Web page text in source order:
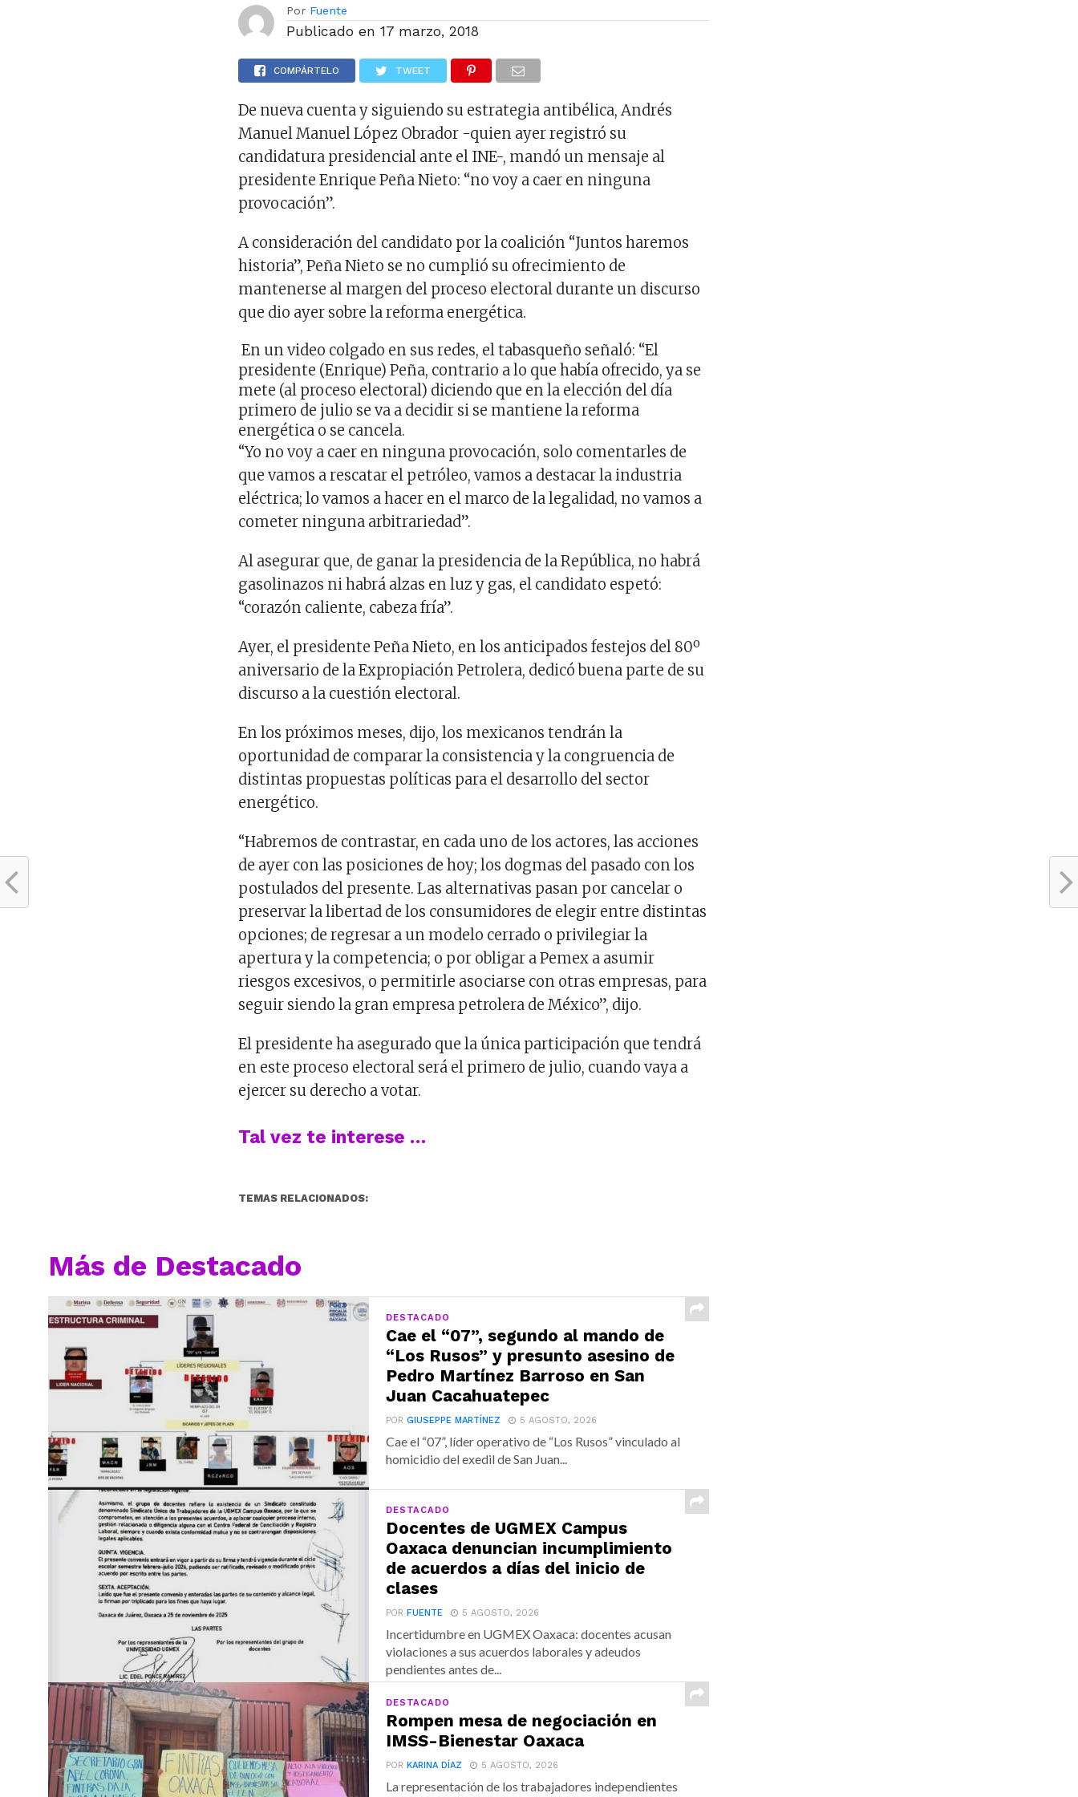
Por Fuente
Publicado en 17 marzo, 2018
COMPÁRTELO TWEET
De nueva cuenta y siguiendo su estrategia antibélica, Andrés
Manuel Manuel López Obrador -quien ayer registró su
candidatura presidencial ante el INE-, mandó un mensaje al
presidente Enrique Peña Nieto: “no voy a caer en ninguna
provocación”.
A consideración del candidato por la coalición “Juntos haremos
historia”, Peña Nieto se no cumplió su ofrecimiento de
mantenerse al margen del proceso electoral durante un discurso
que dio ayer sobre la reforma energética.
En un video colgado en sus redes, el tabasqueño señaló: “El
presidente (Enrique) Peña, contrario a lo que había ofrecido, ya se
mete (al proceso electoral) diciendo que en la elección del día
primero de julio se va a decidir si se mantiene la reforma
energética o se cancela.
“Yo no voy a caer en ninguna provocación, solo comentarles de
que vamos a rescatar el petróleo, vamos a destacar la industria
eléctrica; lo vamos a hacer en el marco de la legalidad, no vamos a
cometer ninguna arbitrariedad”.
Al asegurar que, de ganar la presidencia de la República, no habrá
gasolinazos ni habrá alzas en luz y gas, el candidato espetó:
“corazón caliente, cabeza fría”.
Ayer, el presidente Peña Nieto, en los anticipados festejos del 80º
aniversario de la Expropiación Petrolera, dedicó buena parte de su
discurso a la cuestión electoral.
En los próximos meses, dijo, los mexicanos tendrán la
oportunidad de comparar la consistencia y la congruencia de
distintas propuestas políticas para el desarrollo del sector
energético.
“Habremos de contrastar, en cada uno de los actores, las acciones
de ayer con las posiciones de hoy; los dogmas del pasado con los
postulados del presente. Las alternativas pasan por cancelar o
preservar la libertad de los consumidores de elegir entre distintas
opciones; de regresar a un modelo cerrado o privilegiar la
apertura y la competencia; o por obligar a Pemex a asumir
riesgos excesivos, o permitirle asociarse con otras empresas, para
seguir siendo la gran empresa petrolera de México”, dijo.
El presidente ha asegurado que la única participación que tendrá
en este proceso electoral será el primero de julio, cuando vaya a
ejercer su derecho a votar.
Tal vez te interese …
TEMAS RELACIONADOS:
Más de Destacado
DESTACADO
Cae el “07”, segundo al mando de
“Los Rusos” y presunto asesino de
Pedro Martínez Barroso en San
Juan Cacahuatepec
PORGIUSEPPE MARTÍNEZ 5 AGOSTO, 2026
Cae el “07”, líder operativo de “Los Rusos” vinculado al
homicidio del exedil de San Juan...
DESTACADO
Docentes de UGMEX Campus
Oaxaca denuncian incumplimiento
de acuerdos a días del inicio de
clases
PORFUENTE 5 AGOSTO, 2026
Incertidumbre en UGMEX Oaxaca: docentes acusan
violaciones a sus acuerdos laborales y adeudos
pendientes antes de...
DESTACADO
Rompen mesa de negociación en
IMSS-Bienestar Oaxaca
PORKARINA DÍAZ 5 AGOSTO, 2026
La representación de los trabajadores independientes